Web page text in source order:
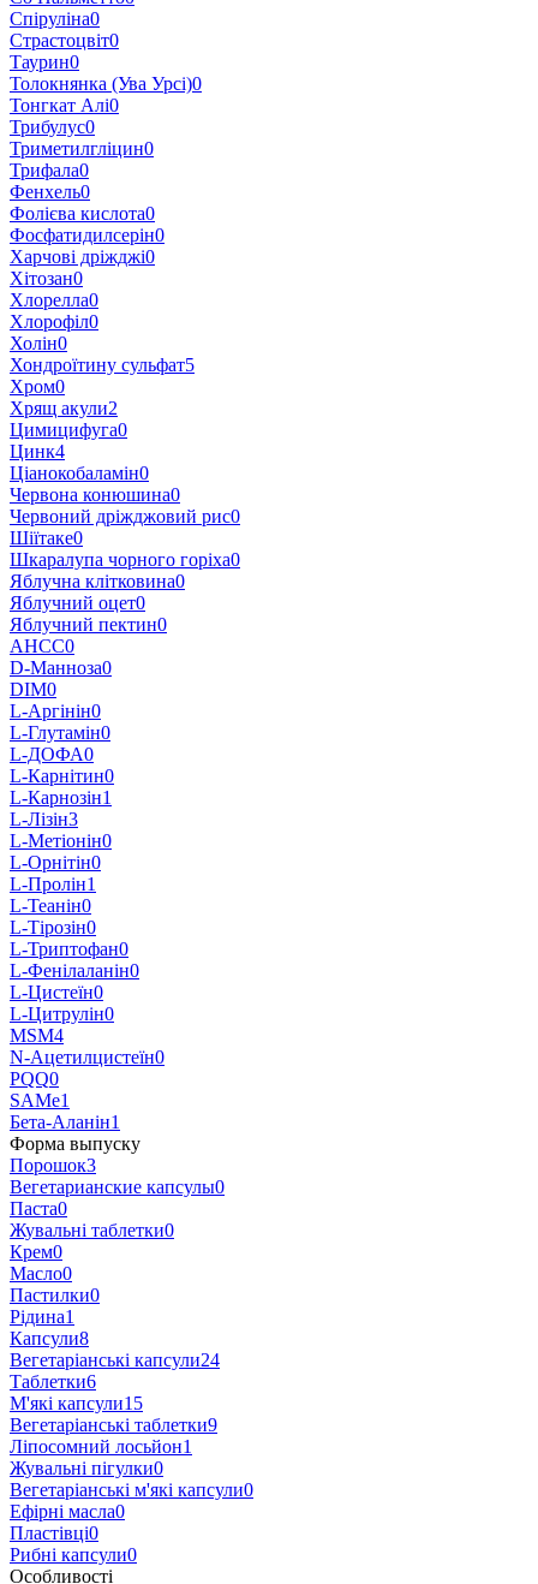
Спіруліна0
Страстоцвіт0
Таурин0
Толокнянка (Ува Урсі)0
Тонгкат Алі0
Трибулус0
Триметилгліцин0
Трифала0
Фенхель0
Фолієва кислота0
Фосфатидилсерін0
Харчові дріжджі0
Хітозан0
Хлорелла0
Хлорофіл0
Холін0
Хондроїтину сульфат5
Хром0
Хрящ акули2
Цимицифуга0
Цинк4
Ціанокобаламін0
Червона конюшина0
Червоний дріжджовий рис0
Шіїтаке0
Шкаралупа чорного горіха0
Яблучна клітковина0
Яблучний оцет0
Яблучний пектин0
AHCC0
D-Манноза0
DIM0
L-Аргінін0
L-Глутамін0
L-ДОФА0
L-Карнітин0
L-Карнозін1
L-Лізін3
L-Метіонін0
L-Орнітін0
L-Пролін1
L-Теанін0
L-Тірозін0
L-Триптофан0
L-Фенілаланін0
L-Цистеїн0
L-Цитрулін0
MSM4
N-Ацетилцистеїн0
PQQ0
SAMe1
Бета-Аланін1
Форма выпуску
Порошок3
Вегетарианские капсулы0
Паста0
Жувальні таблетки0
Крем0
Масло0
Пастилки0
Рідина1
Капсули8
Вегетаріанські капсули24
Таблетки6
М'які капсули15
Вегетаріанські таблетки9
Ліпосомний лосьйон1
Жувальні пігулки0
Вегетаріанські м'які капсули0
Ефірні масла0
Пластівці0
Рибні капсули0
Особливості